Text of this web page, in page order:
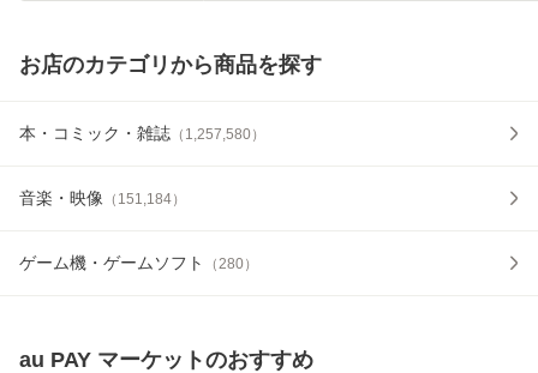
お店のカテゴリから商品を探す
本・コミック・雑誌 （ 1,257,580）
音楽・映像 （ 151,184）
ゲーム機・ゲームソフト （280）
au PAY マーケットのおすすめ